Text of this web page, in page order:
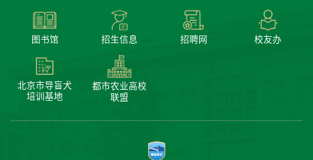
图书馆 招生信息 招聘网 校友办
北京市导盲犬
培训基地
都市农业高校
联盟